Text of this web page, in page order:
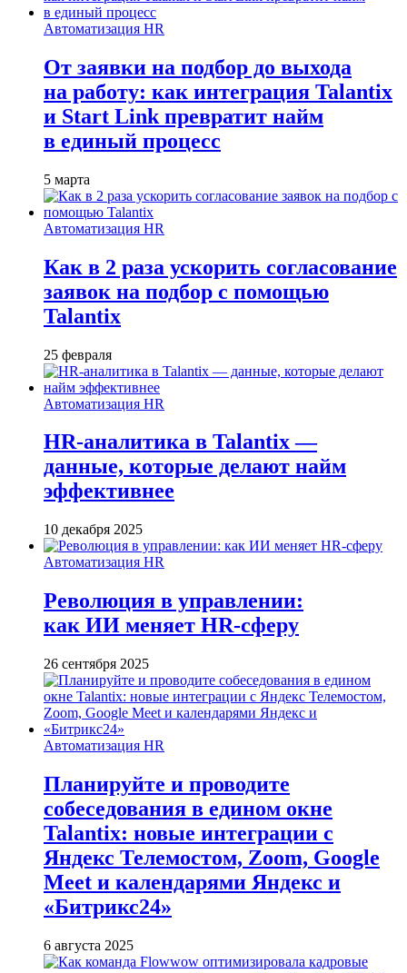
Автоматизация HR
От заявки на подбор до выхода
на работу: как интеграция Talantix
и Start Link превратит найм
в единый процесс
5 марта
Автоматизация HR
Как в 2 раза ускорить согласование
заявок на подбор с помощью
Talantix
25 февраля
Автоматизация HR
HR-аналитика в Talantix —
данные, которые делают найм
эффективнее
10 декабря 2025
Автоматизация HR
Революция в управлении:
как ИИ меняет HR-сферу
26 сентября 2025
Автоматизация HR
Планируйте и проводите
собеседования в едином окне
Talantix: новые интеграции с
Яндекс Телемостом, Zoom, Google
Meet и календарями Яндекс и
«Битрикс24»
6 августа 2025